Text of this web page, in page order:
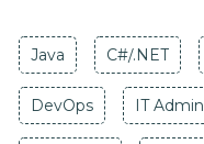
Java C#/.NET
DevOps IT Admin